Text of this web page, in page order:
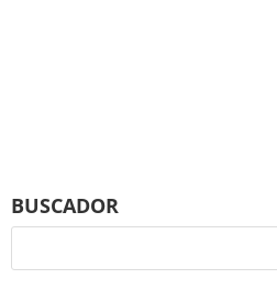
BUSCADOR